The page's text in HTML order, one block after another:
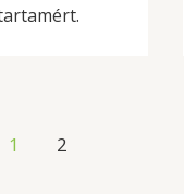
1 2